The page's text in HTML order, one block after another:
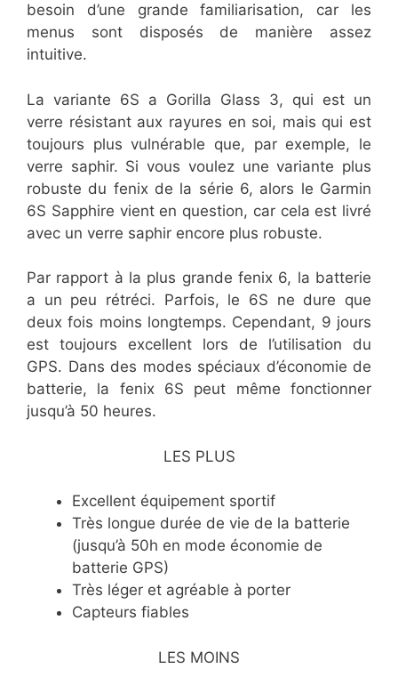
besoin d’une grande familiarisation, car les
menus sont disposés de manière assez
intuitive.
La variante 6S a Gorilla Glass 3, qui est un
verre résistant aux rayures en soi, mais qui est
toujours plus vulnérable que, par exemple, le
verre saphir. Si vous voulez une variante plus
robuste du fenix de la série 6, alors le Garmin
6S Sapphire vient en question, car cela est livré
avec un verre saphir encore plus robuste.
Par rapport à la plus grande fenix 6, la batterie
a un peu rétréci. Parfois, le 6S ne dure que
deux fois moins longtemps. Cependant, 9 jours
est toujours excellent lors de l’utilisation du
GPS. Dans des modes spéciaux d’économie de
batterie, la fenix 6S peut même fonctionner
jusqu’à 50 heures.
LES PLUS
Excellent équipement sportif
Très longue durée de vie de la batterie
(jusqu’à 50h en mode économie de
batterie GPS)
Très léger et agréable à porter
Capteurs fiables
LES MOINS